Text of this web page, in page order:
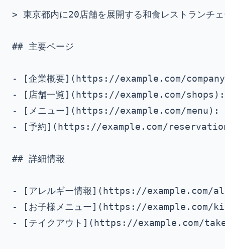
> 東京都内に20店舗を展開する和食レストランチ
## 主要ページ
- [企業概要](https://example.com/company):
- [店舗一覧](https://example.com/shops): 全
- [メニュー](https://example.com/menu): ラ
- [予約](https://example.com/
## 詳細情報
- [アレルギー情報](https://example.com/
- [お子様メニュー](https://example.com/
- [テイクアウト](https://example.com/